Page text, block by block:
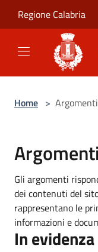
Regione Calabria
Home > Argomenti
Argomenti
Gli argomenti
dei contenuti del
rappresentano le
informazioni e
In evidenza